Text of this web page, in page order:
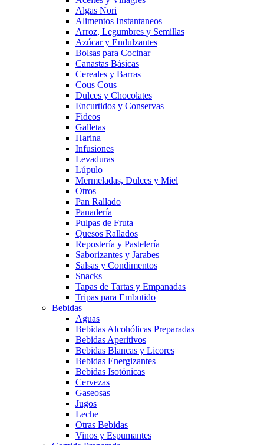
Algas Nori
Alimentos Instantaneos
Arroz, Legumbres y Semillas
Azúcar y Endulzantes
Bolsas para Cocinar
Canastas Básicas
Cereales y Barras
Cous Cous
Dulces y Chocolates
Encurtidos y Conservas
Fideos
Galletas
Harina
Infusiones
Levaduras
Lúpulo
Mermeladas, Dulces y Miel
Otros
Pan Rallado
Panadería
Pulpas de Fruta
Quesos Rallados
Repostería y Pastelería
Saborizantes y Jarabes
Salsas y Condimentos
Snacks
Tapas de Tartas y Empanadas
Tripas para Embutido
Bebidas
Aguas
Bebidas Alcohólicas Preparadas
Bebidas Aperitivos
Bebidas Blancas y Licores
Bebidas Energizantes
Bebidas Isotónicas
Cervezas
Gaseosas
Jugos
Leche
Otras Bebidas
Vinos y Espumantes